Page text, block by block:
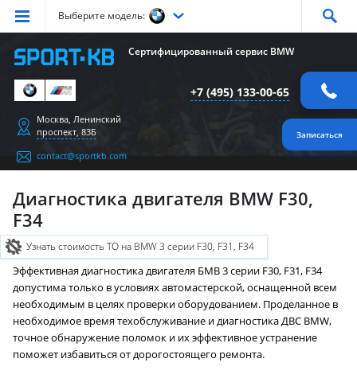
Выберите модель:
Серия Серия Серия
СерияX3
Серия X4 X6 СерияZ4 СерияM
Сертифицированный сервис BMW
+7 (495) 133-00-65
Записаться
Москва, Ленинский
проспект, 83Б
contact@sportkb.com
Диагностика двигателя BMW F30,
F34
Узнать стоимость ТО на BMW 3 серии F30, F31, F34
Эффективная диагностика двигателя БМВ 3 серии F30, F31, F34
допустима только в условиях автомастерской, оснащенной всем
необходимым в целях проверки оборудованием. Проделанное в
необходимое время техобслуживание и диагностика ДВС BMW,
точное обнаружение поломок и их эффективное устранение
поможет избавиться от дорогостоящего ремонта.